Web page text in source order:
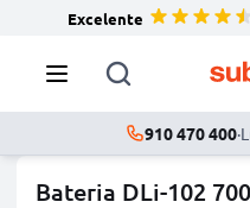
Excelente
910 470 400·
Bateria DLi-102